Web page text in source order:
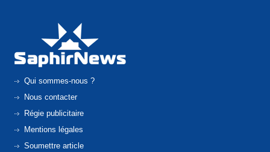
Qui sommes-nous ?
Nous contacter
Régie publicitaire
Mentions légales
Soumettre article